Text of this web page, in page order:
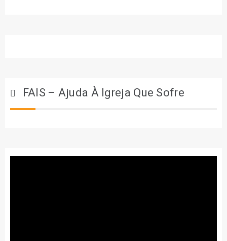
FAIS – Ajuda À Igreja Que Sofre